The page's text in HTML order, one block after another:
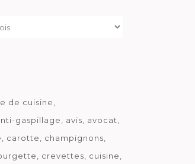
de cuisine
gaspillage avis
avocat
carotte
champignons
crevettes cuisine